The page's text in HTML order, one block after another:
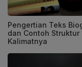
Pengertian Teks
dan Contoh Struktur
Kalimatnya